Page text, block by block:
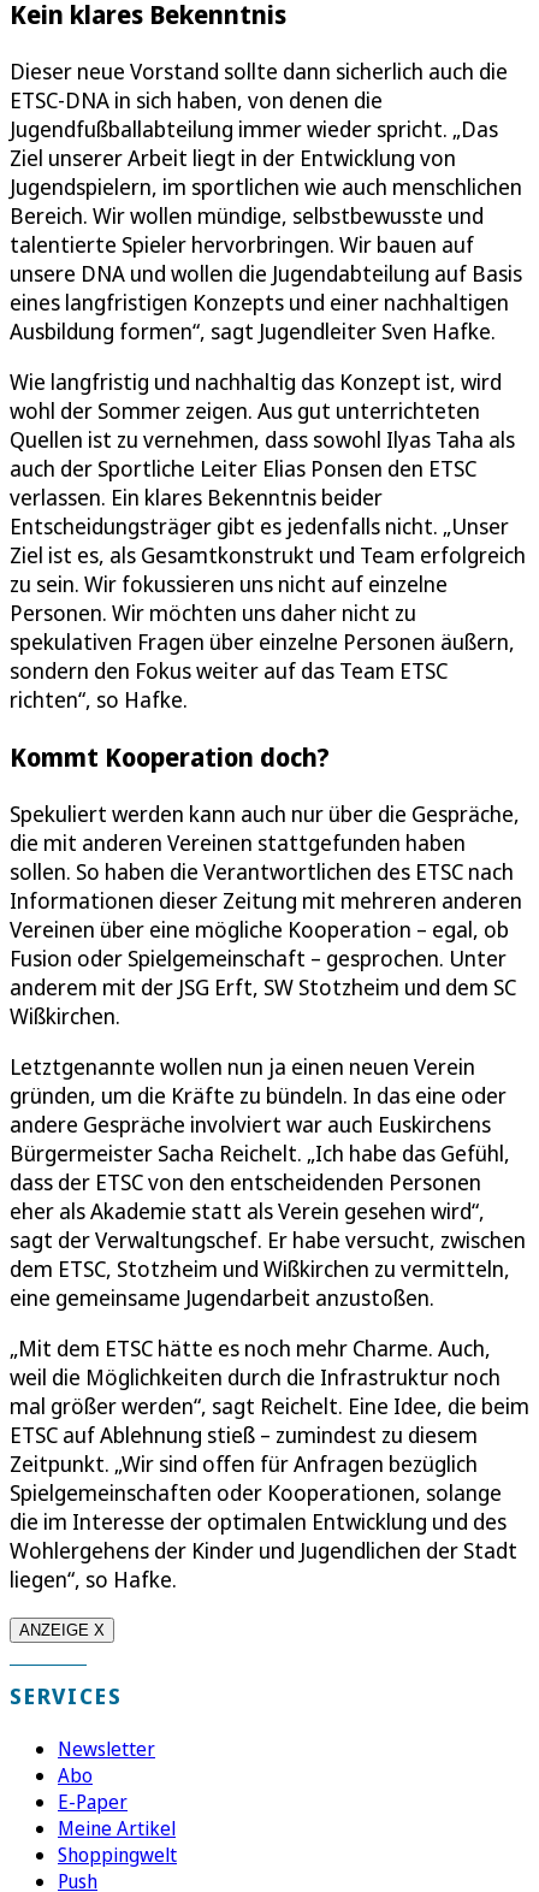
Kein klares Bekenntnis
Dieser neue Vorstand sollte dann sicherlich auch die
ETSC-DNA in sich haben, von denen die
Jugendfußballabteilung immer wieder spricht. „Das
Ziel unserer Arbeit liegt in der Entwicklung von
Jugendspielern, im sportlichen wie auch menschlichen
Bereich. Wir wollen mündige, selbstbewusste und
talentierte Spieler hervorbringen. Wir bauen auf
unsere DNA und wollen die Jugendabteilung auf Basis
eines langfristigen Konzepts und einer nachhaltigen
Ausbildung formen“, sagt Jugendleiter Sven Hafke.
Wie langfristig und nachhaltig das Konzept ist, wird
wohl der Sommer zeigen. Aus gut unterrichteten
Quellen ist zu vernehmen, dass sowohl Ilyas Taha als
auch der Sportliche Leiter Elias Ponsen den ETSC
verlassen. Ein klares Bekenntnis beider
Entscheidungsträger gibt es jedenfalls nicht. „Unser
Ziel ist es, als Gesamtkonstrukt und Team erfolgreich
zu sein. Wir fokussieren uns nicht auf einzelne
Personen. Wir möchten uns daher nicht zu
spekulativen Fragen über einzelne Personen äußern,
sondern den Fokus weiter auf das Team ETSC
richten“, so Hafke.
Kommt Kooperation doch?
Spekuliert werden kann auch nur über die Gespräche,
die mit anderen Vereinen stattgefunden haben
sollen. So haben die Verantwortlichen des ETSC nach
Informationen dieser Zeitung mit mehreren anderen
Vereinen über eine mögliche Kooperation – egal, ob
Fusion oder Spielgemeinschaft – gesprochen. Unter
anderem mit der JSG Erft, SW Stotzheim und dem SC
Wißkirchen.
Letztgenannte wollen nun ja einen neuen Verein
gründen, um die Kräfte zu bündeln. In das eine oder
andere Gespräche involviert war auch Euskirchens
Bürgermeister Sacha Reichelt. „Ich habe das Gefühl,
dass der ETSC von den entscheidenden Personen
eher als Akademie statt als Verein gesehen wird“,
sagt der Verwaltungschef. Er habe versucht, zwischen
dem ETSC, Stotzheim und Wißkirchen zu vermitteln,
eine gemeinsame Jugendarbeit anzustoßen.
„Mit dem ETSC hätte es noch mehr Charme. Auch,
weil die Möglichkeiten durch die Infrastruktur noch
mal größer werden“, sagt Reichelt. Eine Idee, die beim
ETSC auf Ablehnung stieß – zumindest zu diesem
Zeitpunkt. „Wir sind offen für Anfragen bezüglich
Spielgemeinschaften oder Kooperationen, solange
die im Interesse der optimalen Entwicklung und des
Wohlergehens der Kinder und Jugendlichen der Stadt
liegen“, so Hafke.
ANZEIGE X
SERVICES
Newsletter
Abo
E-Paper
Meine Artikel
Shoppingwelt
Push